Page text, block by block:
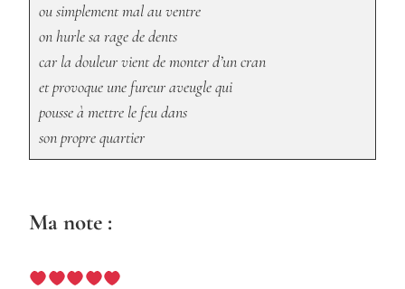
ou simplement mal au ventre
on hurle sa rage de dents
car la douleur vient de monter d’un cran
et provoque une fureur aveugle qui
pousse à mettre le feu dans
son propre quartier
Ma note :